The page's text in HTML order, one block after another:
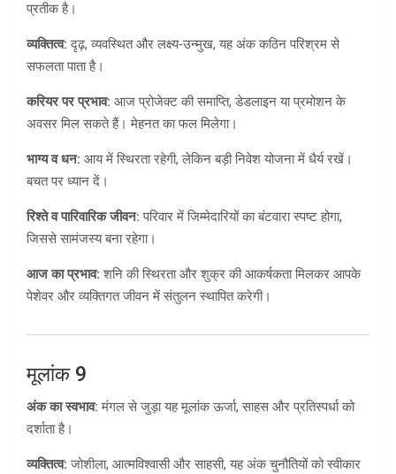
प्रतीक है।
व्यक्तित्व: दृढ़, व्यवस्थित और लक्ष्य‑उन्मुख, यह अंक कठिन परिश्रम से
सफलता पाता है।
करियर पर प्रभाव: आज प्रोजेक्ट की समाप्ति, डेडलाइन या प्रमोशन के
अवसर मिल सकते हैं। मेहनत का फल मिलेगा।
भाग्य व धन: आय में स्थिरता रहेगी, लेकिन बड़ी निवेश योजना में धैर्य रखें।
बचत पर ध्यान दें।
रिश्ते व पारिवारिक जीवन: परिवार में जिम्मेदारियों का बंटवारा स्पष्ट होगा,
जिससे सामंजस्य बना रहेगा।
आज का प्रभाव: शनि की स्थिरता और शुक्र की आकर्षकता मिलकर आपके
पेशेवर और व्यक्तिगत जीवन में संतुलन स्थापित करेगी।
मूलांक 9
अंक का स्वभाव: मंगल से जुड़ा यह मूलांक ऊर्जा, साहस और प्रतिस्पर्धा को
दर्शाता है।
व्यक्तित्व: जोशीला, आत्मविश्वासी और साहसी, यह अंक चुनौतियों को स्वीकार